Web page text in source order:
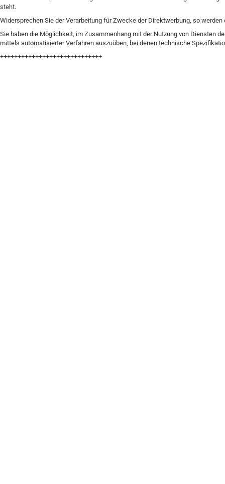
steht.
Widersprechen Sie der Verarbeitung für Zwecke der Direktwerbung, so
Sie haben die Möglichkeit, im Zusammenhang mit der Nutzung von Diensten
mittels automatisierter Verfahren auszuüben, bei denen technische
+++++++++++++++++++++++++++++